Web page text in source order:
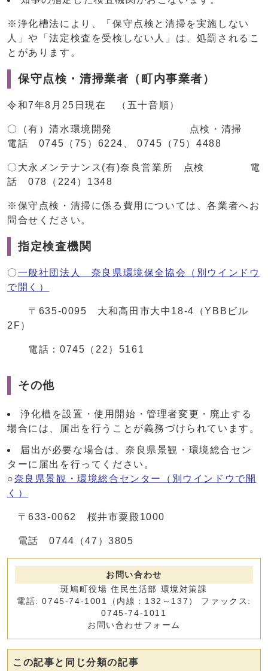
※浄化槽法により、「保守点検と清掃を実施しない
人」や「法定検査を受検しない人」は、処罰されるこ
とがあります。
保守点検・清掃業者（町内事業者）
令和7年8月25日現在 （五十音順）
〇（有）清水環境開発 点検・清掃
電話 0745（75）6224、 0745（75）4488
〇大永メンテナンス(有)奈良営業所 点検 電
話 078（224）1348
※保守点検・清掃に係る費用については、各業者へお
問合せください。
指定検査機関
〇一般社団法人 奈良県環境保全協会
（別ウインドウ
で開く）
〒635-0095 大和高田市大中18-4（YBBビル
2F）
電話：0745（22）5161
その他
浄化槽を設置・使用開始・管理者変更・廃止する
場合には、届出を行うことが義務づけられています。
届出が必要な場合は、奈良県景観・環境総合セン
ターに届出を行ってください。
○奈良県景観・環境総合センター
（別ウインドウで開
く）
〒633-0062 桜井市粟殿1000
電話 0744（47）3805
お問い合わせ
斑鳩町役場 住民生活部 環境対策課
電話: 0745-74-1001（内線：132～137） ファックス:
0745-74-1011
お問い合わせフォーム
この記事と同じ分類の記事